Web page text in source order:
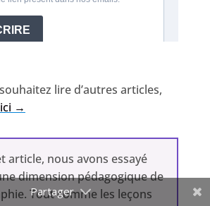
lire d’autres articles,
→
article, nous avons essayé
dimension pédagogique de
Tout comme les leçons